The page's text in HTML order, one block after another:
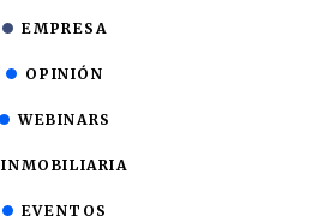
EMPRESA
OPINIÓN
WEBINARS
INMOBILIARIA
EVENTOS